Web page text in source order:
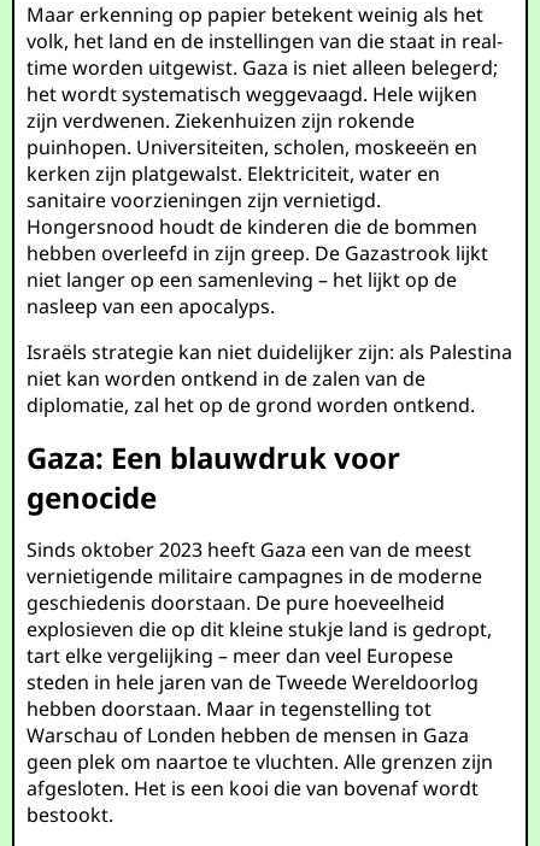
Maar erkenning op papier betekent weinig als het
volk, het land en de instellingen van die staat in real-
time worden uitgewist. Gaza is niet alleen belegerd;
het wordt systematisch weggevaagd. Hele wijken
zijn verdwenen. Ziekenhuizen zijn rokende
puinhopen. Universiteiten, scholen, moskeeën en
kerken zijn platgewalst. Elektriciteit, water en
sanitaire voorzieningen zijn vernietigd.
Hongersnood houdt de kinderen die de bommen
hebben overleefd in zijn greep. De Gazastrook lijkt
niet langer op een samenleving – het lijkt op de
nasleep van een apocalyps.
Israëls strategie kan niet duidelijker zijn: als Palestina
niet kan worden ontkend in de zalen van de
diplomatie, zal het op de grond worden ontkend.
Gaza: Een blauwdruk voor
genocide
Sinds oktober 2023 heeft Gaza een van de meest
vernietigende militaire campagnes in de moderne
geschiedenis doorstaan. De pure hoeveelheid
explosieven die op dit kleine stukje land is gedropt,
tart elke vergelijking – meer dan veel Europese
steden in hele jaren van de Tweede Wereldoorlog
hebben doorstaan. Maar in tegenstelling tot
Warschau of Londen hebben de mensen in Gaza
geen plek om naartoe te vluchten. Alle grenzen zijn
afgesloten. Het is een kooi die van bovenaf wordt
bestookt.